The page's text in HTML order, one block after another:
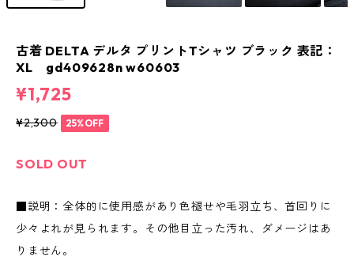
古着 DELTA デルタ プリントTシャツ ブラック 表記：
XL gd409628n w60603
¥1,725
¥2,300 25%OFF
SOLD OUT
■説明：全体的に使用感があり色褪せや毛羽立ち、首回りに
少々よれが見られます。その他目立った汚れ、ダメージはあ
りません。